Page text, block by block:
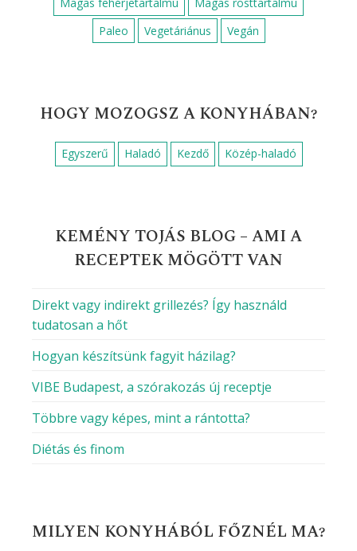
Magas fehérjetartalmú
Magas rosttartalmú
Paleo
Vegetáriánus Vegán
HOGY MOZOGSZ A KONYHÁBAN?
Egyszerű Haladó Kezdő Közép-haladó
KEMÉNY TOJÁS BLOG – AMI A
RECEPTEK MÖGÖTT VAN
Direkt vagy indirekt grillezés? Így használd
tudatosan a hőt
Hogyan készítsünk fagyit házilag?
VIBE Budapest, a szórakozás új receptje
Többre vagy képes, mint a rántotta?
Diétás és finom
MILYEN KONYHÁBÓL FŐZNÉL MA?